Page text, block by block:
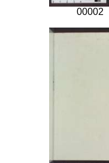
00002